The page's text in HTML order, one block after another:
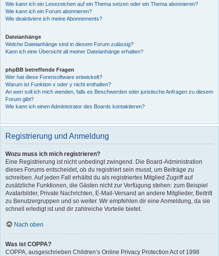
Wie kann ich ein Lesezeichen auf ein Thema setzen oder ein Thema abonnieren?
Wie kann ich ein Forum abonnieren?
Wie deaktiviere ich meine Abonnements?
Dateianhänge
Welche Dateianhänge sind in diesem Forum zulässig?
Kann ich eine Übersicht all meiner Dateianhänge erhalten?
phpBB betreffende Fragen
Wer hat diese Forensoftware entwickelt?
Warum ist Funktion x oder y nicht enthalten?
An wen soll ich mich wenden, falls es Beschwerden oder juristische Anfragen zu diesem
Forum gibt?
Wie kann ich einen Administrator des Boards kontaktieren?
Registrierung und Anmeldung
Wozu muss ich mich registrieren?
Eine Registrierung ist nicht unbedingt zwingend. Die Board-Administration
dieses Forums entscheidet, ob du registriert sein musst, um Beiträge zu
schreiben. Auf jeden Fall erhältst du als registriertes Mitglied Zugriff auf
zusätzliche Funktionen, die Gästen nicht zur Verfügung stehen: zum Beispiel
Avatarbilder, Private Nachrichten, E-Mail-Versand an andere Mitglieder, Beitritt
zu Benutzergruppen und so weiter. Wir empfehlen dir eine Anmeldung, da sie
schnell erledigt ist und dir zahlreiche Vorteile bietet.
Nach oben
Was ist COPPA?
COPPA, ausgeschrieben Children’s Online Privacy Protection Act of 1998